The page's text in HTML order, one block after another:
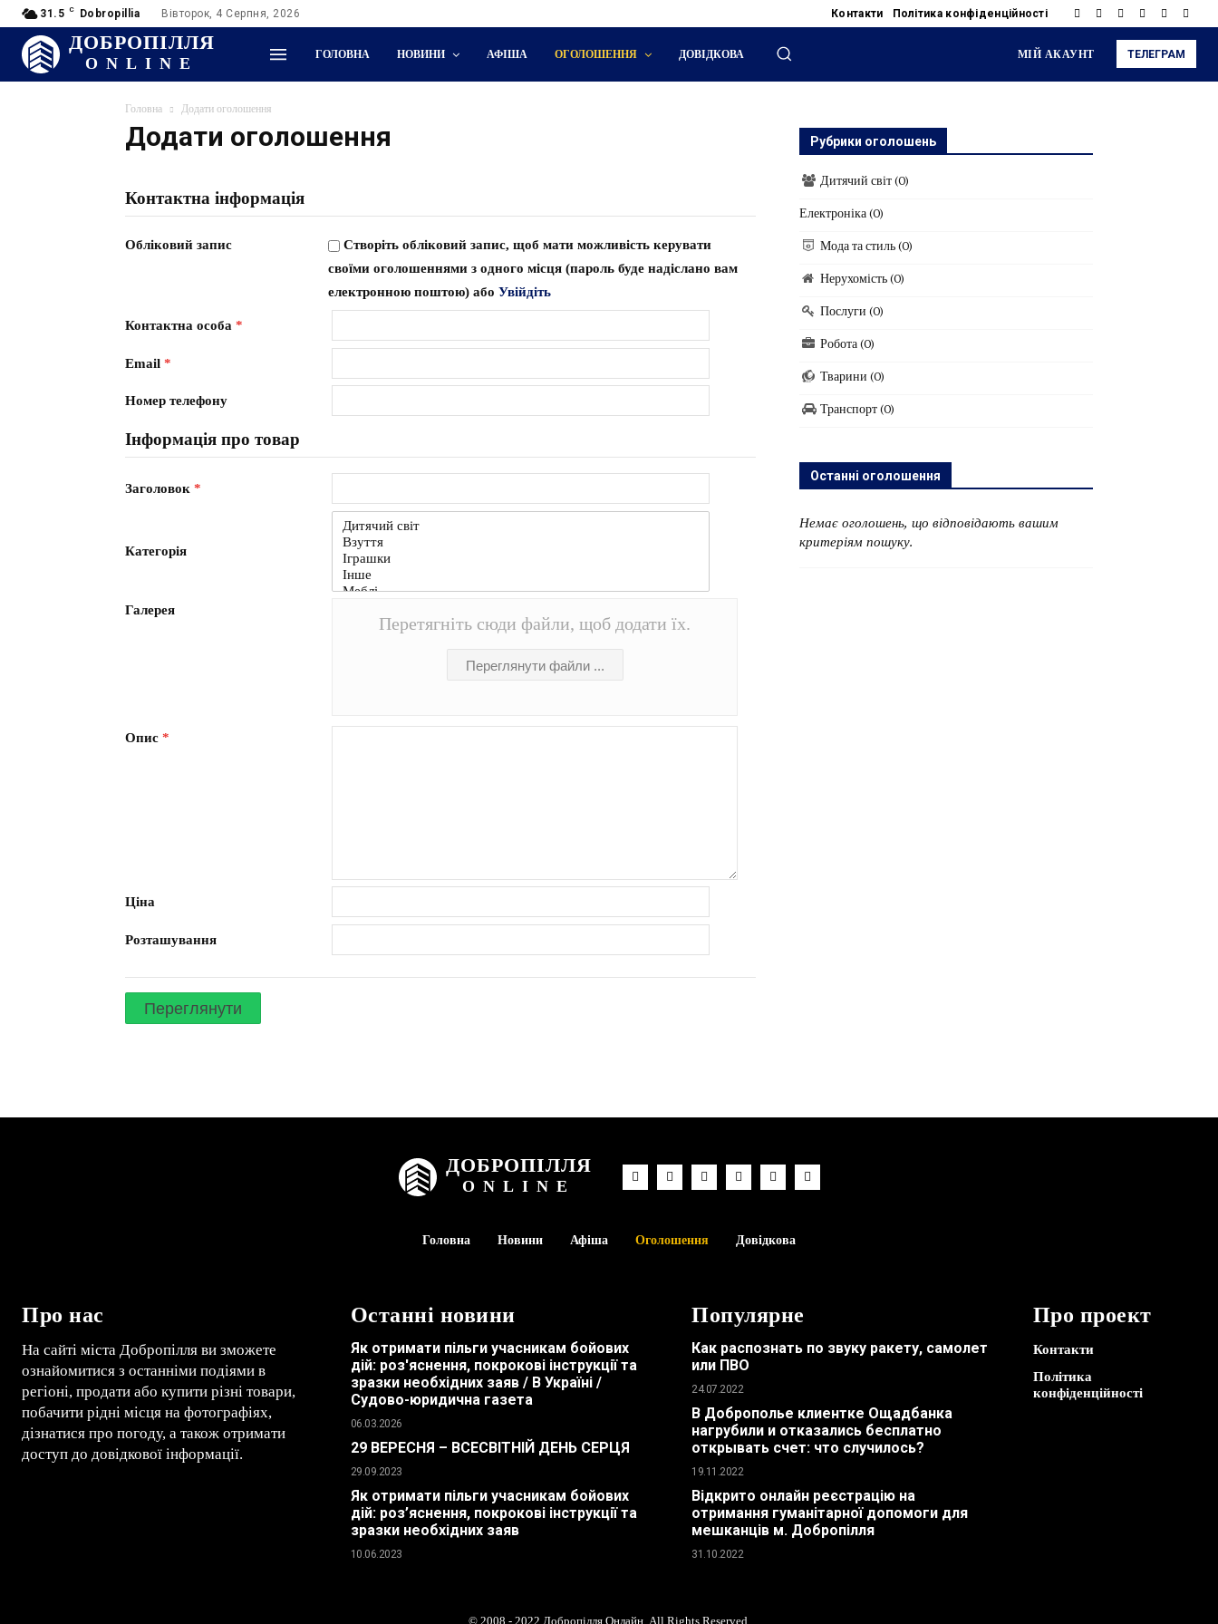
31.5 C Dobropillia Вівторок, 4 Серпня, 2026 Контакти Політика конфіденційності
ДОБРОПІЛЛЯ
ONLINE ГОЛОВНА НОВИНИ АФІША ОГОЛОШЕННЯ ДОВІДКОВА МІЙ АКАУНТ ТЕЛЕГРАМ
Головна Додати оголошення
Додати оголошення
Контактна інформація
Обліковий запис
Створіть обліковий запис, щоб мати можливість керувати
своїми оголошеннями з одного місця (пароль буде надіслано вам
електронною поштою) або Увійдіть
Контактна особа *
Email *
Номер телефону
Інформація про товар
Заголовок *
Категорія
Галерея
Перетягніть сюди файли, щоб додати їх.
Переглянути файли ...
Опис *
Ціна
Розташування
Рубрики оголошень
Дитячий світ(0)
Електроніка (0)
Мода та стиль(0)
Нерухомість(0)
Послуги (0)
Робота(0)
Тварини (0)
Транспорт(0)
Останні оголошення
Немає оголошень, що відповідають вашим
критеріям пошуку.
ДОБРОПІЛЛЯ
ONLINE
Головна Новини Афіша Оголошення Довідкова
Про нас
На сайті міста Добропілля ви зможете
ознайомитися з останніми подіями в
регіоні, продати або купити різні товари,
побачити рідні місця на фотографіях,
дізнатися про погоду, а також отримати
доступ до довідкової інформації.
Останні новини
Як отримати пільги учасникам бойових
дій: роз'яснення, покрокові інструкції та
зразки необхідних заяв / В Україні /
Судово-юридична газета
06.03.2026
29 ВЕРЕСНЯ – ВСЕСВІТНІЙ ДЕНЬ СЕРЦЯ
29.09.2023
Як отримати пільги учасникам бойових
дій: роз’яснення, покрокові інструкції та
зразки необхідних заяв
10.06.2023
Популярне
Как распознать по звуку ракету, самолет
или ПВО
24.07.2022
В Доброполье клиентке Ощадбанка
нагрубили и отказались бесплатно
открывать счет: что случилось?
19.11.2022
Відкрито онлайн реєстрацію на
отримання гуманітарної допомоги для
мешканців м. Добропілля
31.10.2022
Про проект
Контакти
Політика
конфіденційності
© 2008 - 2022 Добропілля Онлайн. All Rights Reserved.